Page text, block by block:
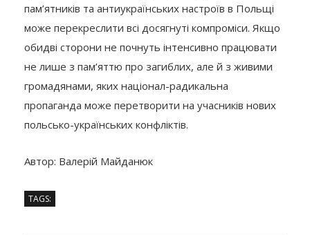
пам’ятників та антиукраїнських настроїв в Польщі
може перекреслити всі досягнуті компроміси. Якщо
обидві сторони не почнуть інтенсивно працювати
не лише з пам’яттю про загиблих, але й з живими
громадянами, яких націонал-радикальна
пропаганда може перетворити на учасників нових
польсько-українських конфліктів.
Автор: Валерій Майданюк
TAGS: